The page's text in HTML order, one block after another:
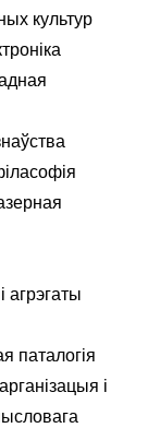
культур
агрэгаты
паталогія
і